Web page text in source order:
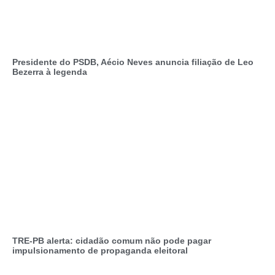
Presidente do PSDB, Aécio Neves anuncia filiação de Leo
Bezerra à legenda
TRE-PB alerta: cidadão comum não pode pagar
impulsionamento de propaganda eleitoral